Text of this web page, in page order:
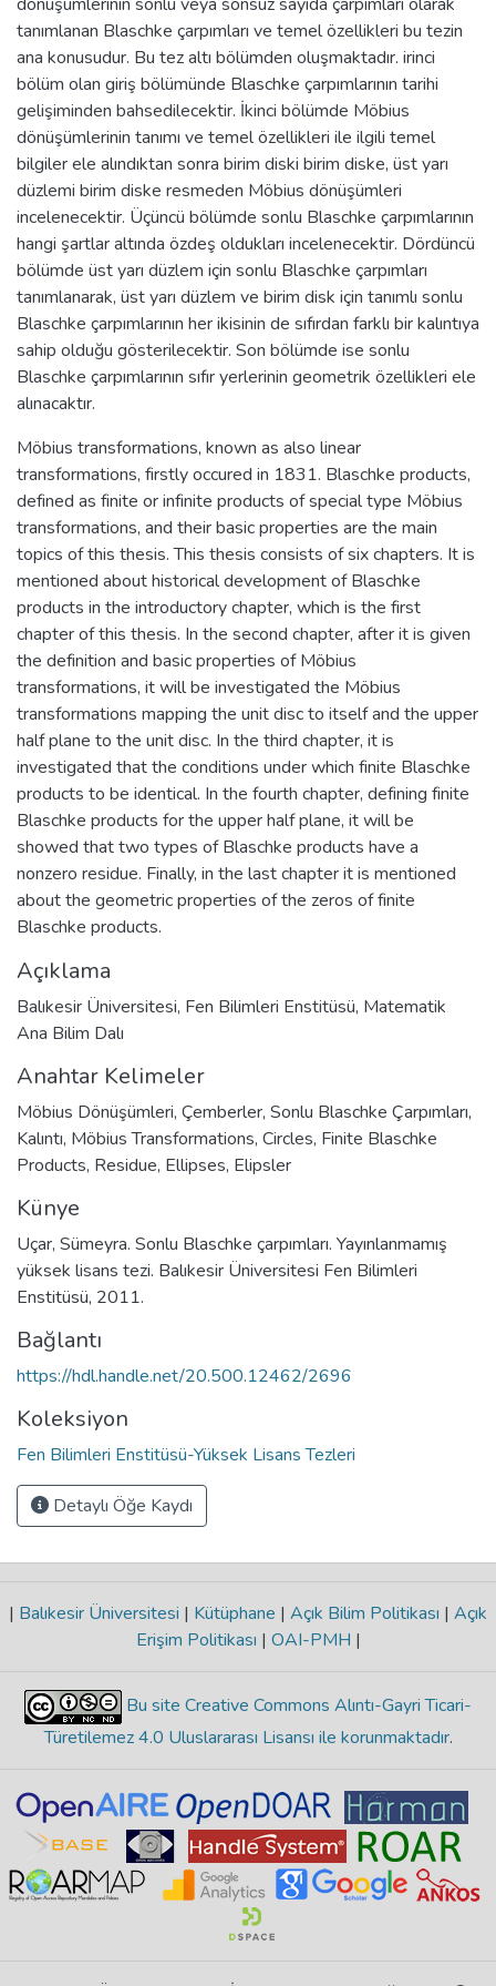
tanımlanan Blaschke çarpımları ve temel özellikleri bu tezin
ana konusudur. Bu tez altı bölümden oluşmaktadır. irinci
bölüm olan giriş bölümünde Blaschke çarpımlarının tarihi
gelişiminden bahsedilecektir. İkinci bölümde Möbius
dönüşümlerinin tanımı ve temel özellikleri ile ilgili temel
bilgiler ele alındıktan sonra birim diski birim diske, üst yarı
düzlemi birim diske resmeden Möbius dönüşümleri
incelenecektir. Üçüncü bölümde sonlu Blaschke çarpımlarının
hangi şartlar altında özdeş oldukları incelenecektir. Dördüncü
bölümde üst yarı düzlem için sonlu Blaschke çarpımları
tanımlanarak, üst yarı düzlem ve birim disk için tanımlı sonlu
Blaschke çarpımlarının her ikisinin de sıfırdan farklı bir kalıntıya
sahip olduğu gösterilecektir. Son bölümde ise sonlu
Blaschke çarpımlarının sıfır yerlerinin geometrik özellikleri ele
alınacaktır.
Möbius transformations, known as also linear
transformations, firstly occured in 1831. Blaschke products,
defined as finite or infinite products of special type Möbius
transformations, and their basic properties are the main
topics of this thesis. This thesis consists of six chapters. It is
mentioned about historical development of Blaschke
products in the introductory chapter, which is the first
chapter of this thesis. In the second chapter, after it is given
the definition and basic properties of Möbius
transformations, it will be investigated the Möbius
transformations mapping the unit disc to itself and the upper
half plane to the unit disc. In the third chapter, it is
investigated that the conditions under which finite Blaschke
products to be identical. In the fourth chapter, defining finite
Blaschke products for the upper half plane, it will be
showed that two types of Blaschke products have a
nonzero residue. Finally, in the last chapter it is mentioned
about the geometric properties of the zeros of finite
Blaschke products.
Açıklama
Balıkesir Üniversitesi, Fen Bilimleri Enstitüsü, Matematik
Ana Bilim Dalı
Anahtar Kelimeler
Möbius Dönüşümleri, Çemberler, Sonlu Blaschke Çarpımları,
Kalıntı, Möbius Transformations, Circles, Finite Blaschke
Products, Residue, Ellipses, Elipsler
Künye
Uçar, Sümeyra. Sonlu Blaschke çarpımları. Yayınlanmamış
yüksek lisans tezi. Balıkesir Üniversitesi Fen Bilimleri
Enstitüsü, 2011.
Bağlantı
https://hdl.handle.net/20.500.12462/2696
Koleksiyon
Fen Bilimleri Enstitüsü-Yüksek Lisans Tezleri
Detaylı Öğe Kaydı
| Balıkesir Üniversitesi | Kütüphane | Açık Bilim Politikası | Açık
Erişim Politikası | OAI-PMH |
Bu site Creative Commons Alıntı-Gayri Ticari-
Türetilemez 4.0 Uluslararası Lisansı ile korunmaktadır.